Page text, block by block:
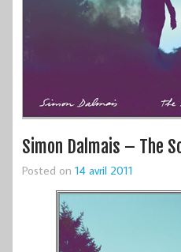
Simon Dalmais – The
Posted on 14 avril 2011